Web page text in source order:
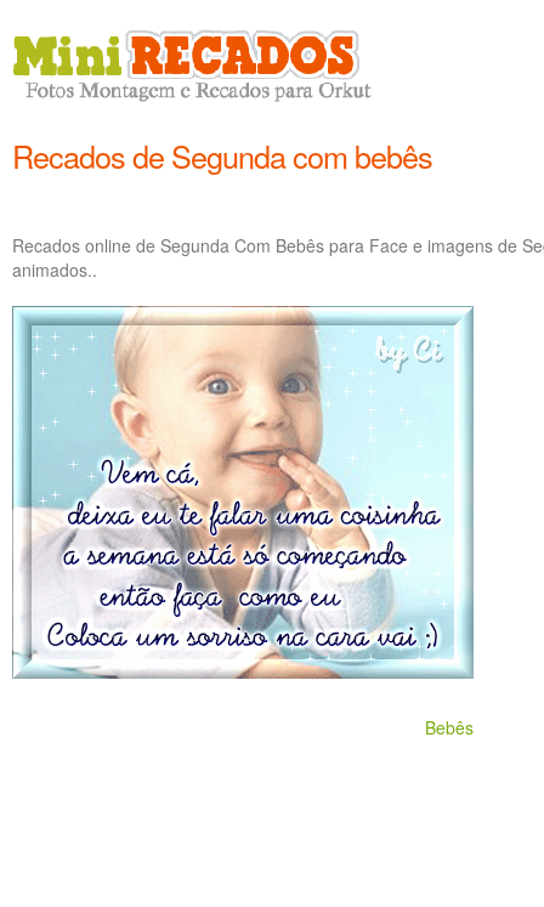
Recados de Segunda com bebês
Recados online de Segunda Com Bebês para Face e imagens de
animados..
Bebês